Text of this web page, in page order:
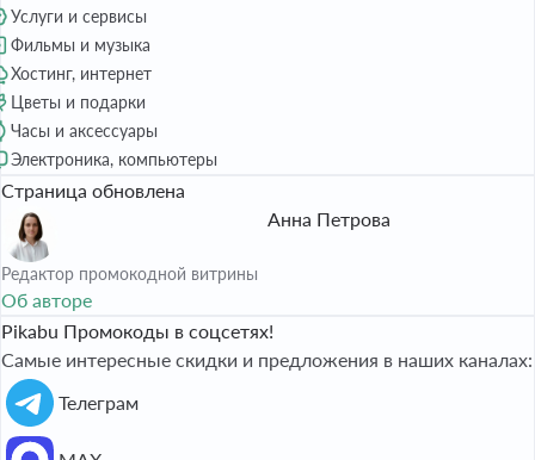
Услуги и сервисы
Фильмы и музыка
Хостинг, интернет
Цветы и подарки
Часы и аксессуары
Электроника, компьютеры
Страница обновлена
Анна Петрова
Редактор промокодной витрины
Об авторе
Pikabu Промокоды в соцсетях!
Самые интересные скидки и предложения в наших каналах:
Телеграм